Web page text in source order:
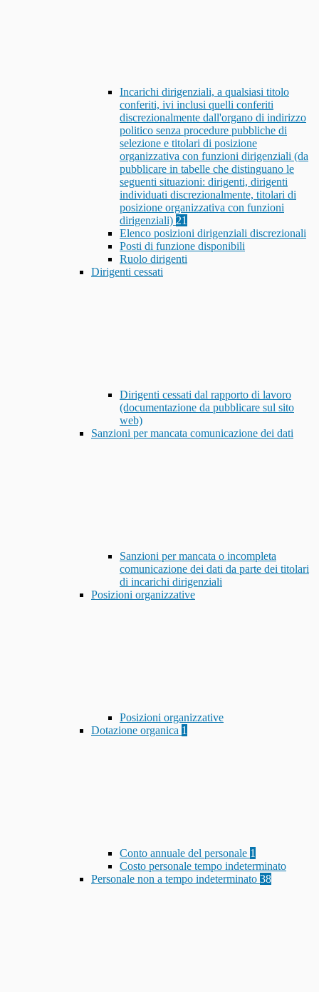
Incarichi dirigenziali, a qualsiasi titolo
conferiti, ivi inclusi quelli conferiti
discrezionalmente dall'organo di indirizzo
politico senza procedure pubbliche di
selezione e titolari di posizione
organizzativa con funzioni dirigenziali (da
pubblicare in tabelle che distinguano le
seguenti situazioni: dirigenti, dirigenti
individuati discrezionalmente, titolari di
posizione organizzativa con funzioni
dirigenziali) 21
Elenco posizioni dirigenziali discrezionali
Posti di funzione disponibili
Ruolo dirigenti
Dirigenti cessati
Dirigenti cessati dal rapporto di lavoro
(documentazione da pubblicare sul sito
web)
Sanzioni per mancata comunicazione dei dati
Sanzioni per mancata o incompleta
comunicazione dei dati da parte dei titolari
di incarichi dirigenziali
Posizioni organizzative
Posizioni organizzative
Dotazione organica 1
Conto annuale del personale 1
Costo personale tempo indeterminato
Personale non a tempo indeterminato 38